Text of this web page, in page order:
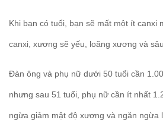
Khi bạn có tuổi, bạn sẽ mất một ít canxi
canxi, xương sẽ yếu, loãng xương và
Đàn ông và phụ nữ dưới 50 tuổi cần
nhưng sau 51 tuổi, phụ nữ cần ít nhất
ngừa giảm mật độ xương và ngăn ngừa